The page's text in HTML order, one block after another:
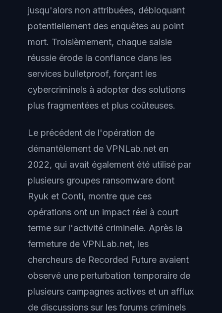
jusqu'alors non attribuées, débloquant
potentiellement des enquêtes au point
mort. Troisièmement, chaque saisie
réussie érode la confiance dans les
services bulletproof, forçant les
cybercriminels à adopter des solutions
plus fragmentées et plus coûteuses.
Le précédent de l'opération de
démantèlement de VPNLab.net en
2022, qui avait également été utilisé par
plusieurs groupes ransomware dont
Ryuk et Conti, montre que ces
opérations ont un impact réel à court
terme sur l'activité criminelle. Après la
fermeture de VPNLab.net, les
chercheurs de Recorded Future avaient
observé une perturbation temporaire de
plusieurs campagnes actives et un afflux
de discussions sur les forums criminels